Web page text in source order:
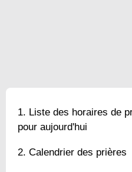
Liste des horaires de
pour aujourd'hui
Calendrier des prières